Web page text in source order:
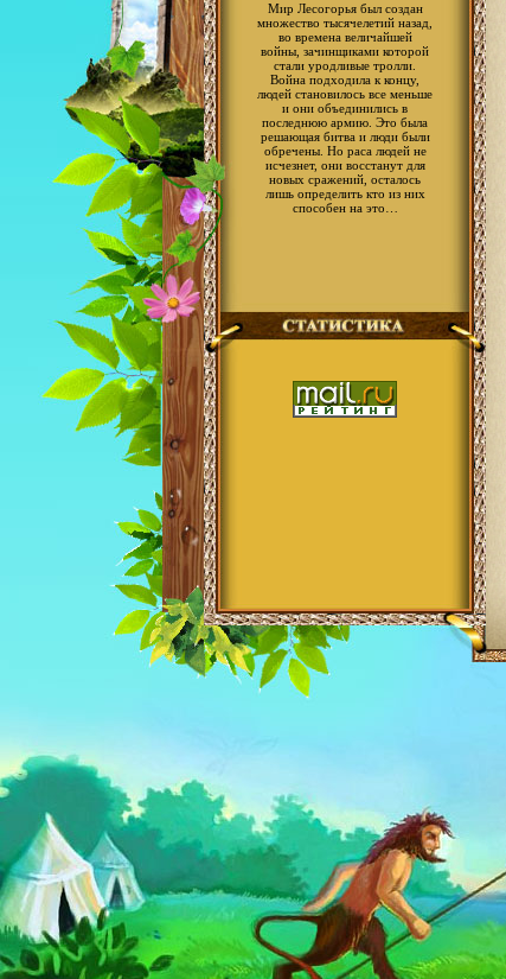
Мир Лесогорья был создан
множество тысячелетий назад,
во времена величайшей
войны, зачинщиками которой
стали уродливые тролли.
Война подходила к концу,
людей становилось все меньше
и они объединились в
последнюю армию. Это была
решающая битва и люди были
обречены. Но раса людей не
исчезнет, они восстанут для
новых сражений, осталось
лишь определить кто из них
способен на это…